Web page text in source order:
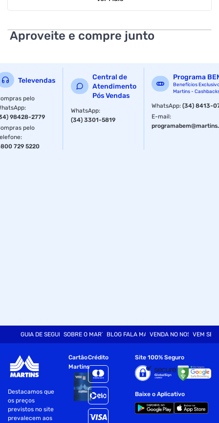
Aproveite e compre junto
Televendas
pelo
:
98428-2779
pelo
:
729 5220
Central de
Atendimento
Pós Vendas
WhatsApp:
(34) 3301-5819
Programa
Benefícios
Martins -
WhatsApp:(34) 8413-
E-mail:
GUIA DE SEGURANÇASOBRE O MARTINSBLOG FALA MARTVENDA NO NOSSO SITE
VEM SER
Destacamos que
os preços
previstos no site
prevalecem aos
Cartão
Martins
Crédito Site 100% Seguro
Baixe o Aplicativo